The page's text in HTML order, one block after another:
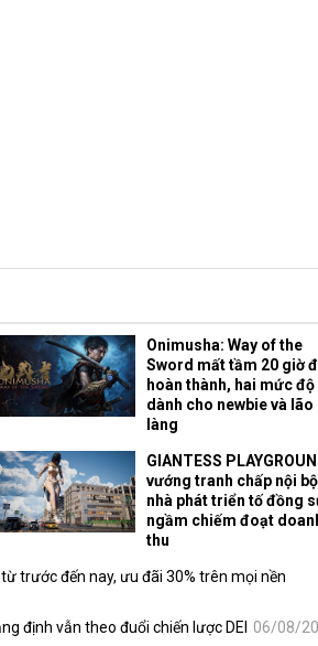
Onimusha: Way of the
Sword mất tầm 20 giờ
hoàn thành, hai mức độ
dành cho newbie và lão
làng
GIANTESS
vướng tranh chấp nội
nhà phát triển tố đồng
ngầm chiếm đoạt
thu
trước đến nay, ưu đãi 30% trên mọi nền
định vẫn theo đuổi chiến lược DEI
06/08/